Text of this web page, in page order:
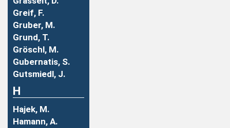
Greif, F.
Gruber, M.
Grund, T.
Gröschl, M.
Gubernatis, S.
Gutsmiedl, J.
H
Hajek, M.
Hamann, A.